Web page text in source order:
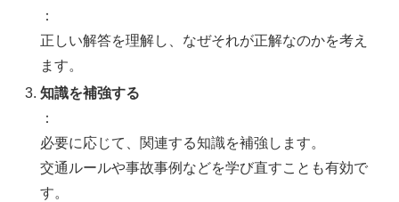
：
正しい解答を理解し、なぜそれが正解なのかを考え
ます。
知識を補強する
：
必要に応じて、関連する知識を補強します。
交通ルールや事故事例などを学び直すことも有効で
す。